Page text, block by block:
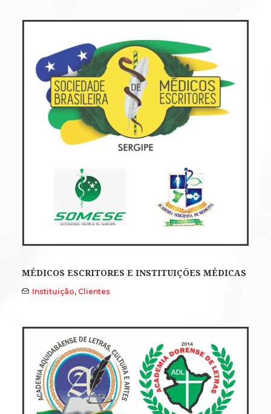
MÉDICOS ESCRITORES E INSTITUIÇÕES MÉDICAS
Instituição, Clientes